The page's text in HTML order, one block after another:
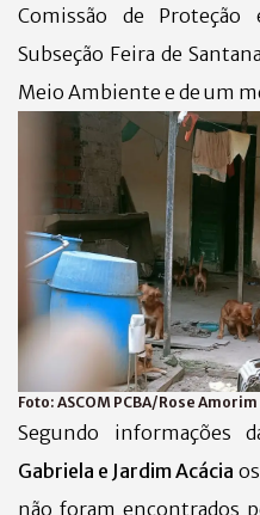
Comissão de
Subseção Feira de
Meio Ambiente e de um
Foto: ASCOM PCBA/Rose Amorim
Segundo informações
Gabriela e Jardim Acácia
não foram encontrados